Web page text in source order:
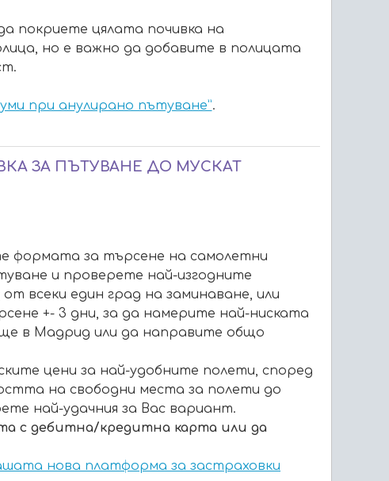
покриете цялата почивка на
но е важно да добавите в полицата
при анулирано пътуване”.
ЗА ПЪТУВАНЕ ДО МУСКАТ
формата за търсене на самолетни
и проверете най-изгодните
всеки един град на заминаване, или
+- 3 дни, за да намерите най-ниската
в Мадрид или да направите общо
цени за най-удобните полети, според
на свободни места за полети до
най-удачния за Вас вариант.
с дебитна/кредитна карта или да
нова платформа за застраховки